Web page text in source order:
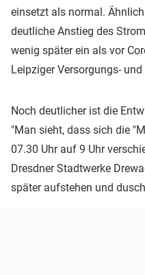
einsetzt als normal.
deutliche Anstieg des
wenig später ein als vor
Leipziger Versorgungs-
Noch deutlicher ist die
"Man sieht, dass sich die
07.30 Uhr auf 9 Uhr
Dresdner Stadtwerke
später aufstehen und